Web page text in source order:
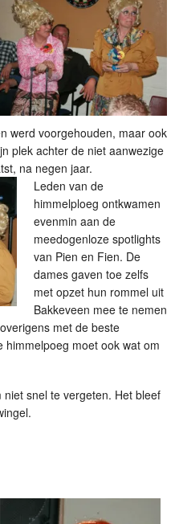
werd voorgehouden, maar ook
plek achter de niet aanwezige
na negen jaar.
Leden van de
himmelploeg ontkwamen
evenmin aan de
meedogenloze spotlights
van Pien en Fien. De
dames gaven toe zelfs
met opzet hun rommel uit
Bakkeveen mee te nemen
met de beste
himmelpoeg moet ook wat om
snel te vergeten. Het bleef